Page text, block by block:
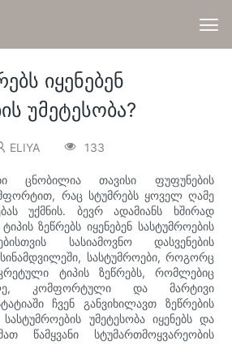
იყენებენ
უმეტესობა?
ELIYA 133
ცნობილია თავისი ფუფუნების
რაც სტუმრებს ყოველ ღამე
უქმნის. ბევრ ადამიანს ხშირად
ზეწრებს იყენებენ სასტუმროების
სასიამოვნო დასვენების
სასტუმროები, როგორც
ტიპის ზეწრებს, რომლებიც
კომფორტული და მარტივი
ჩვენ განვიხილავთ ზეწრების
უმეტესობა იყენებს და
წამყვანი სტუმართმოყვარეობის